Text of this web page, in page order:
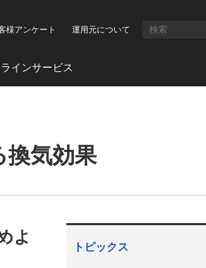
様アンケート 運用元について
インサービス
気効果
よ
トピックス